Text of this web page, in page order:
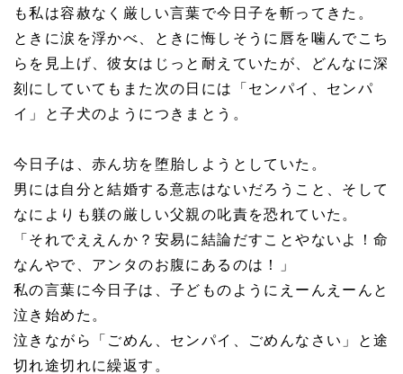
も私は容赦なく厳しい言葉で今日子を斬ってきた。
ときに涙を浮かべ、ときに悔しそうに唇を噛んでこち
らを見上げ、彼女はじっと耐えていたが、どんなに深
刻にしていてもまた次の日には「センパイ、センパ
イ」と子犬のようにつきまとう。
今日子は、赤ん坊を堕胎しようとしていた。
男には自分と結婚する意志はないだろうこと、そして
なによりも躾の厳しい父親の叱責を恐れていた。
「それでええんか？安易に結論だすことやないよ！命
なんやで、アンタのお腹にあるのは！」
私の言葉に今日子は、子どものようにえーんえーんと
泣き始めた。
泣きながら「ごめん、センパイ、ごめんなさい」と途
切れ途切れに繰返す。